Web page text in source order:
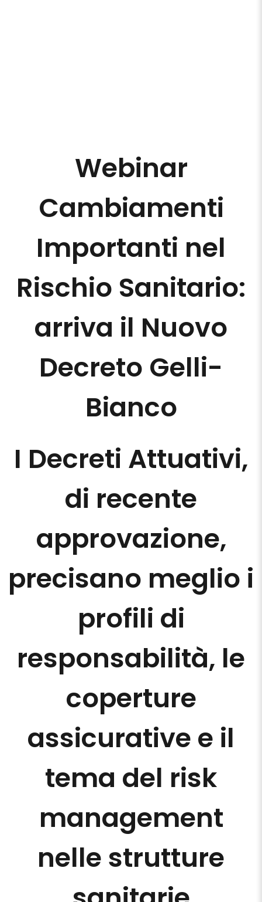
Webinar
Cambiamenti
Importanti nel
Rischio Sanitario:
arriva il Nuovo
Decreto Gelli-
Bianco
I Decreti Attuativi,
di recente
approvazione,
precisano meglio i
profili di
responsabilità, le
coperture
assicurative e il
tema del risk
management
nelle strutture